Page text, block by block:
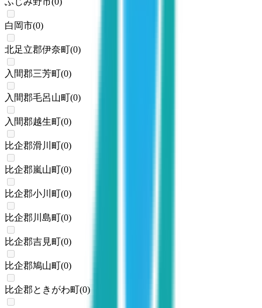
白岡市(0)
北足立郡伊奈町(0)
入間郡三芳町(0)
入間郡毛呂山町(0)
入間郡越生町(0)
比企郡滑川町(0)
比企郡嵐山町(0)
比企郡小川町(0)
比企郡川島町(0)
比企郡吉見町(0)
比企郡鳩山町(0)
比企郡ときがわ町(0)